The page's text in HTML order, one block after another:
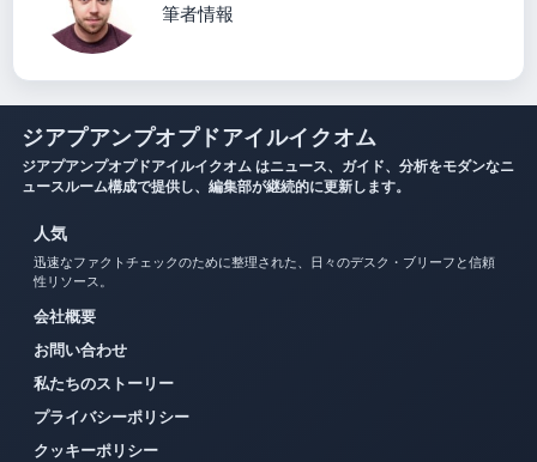
筆者情報
ジアプアンプオプドアイルイクオム
ジアプアンプオプドアイルイクオム はニュース、ガイド、分析をモダンなニ
ュースルーム構成で提供し、編集部が継続的に更新します。
人気
迅速なファクトチェックのために整理された、日々のデスク・ブリーフと信頼
性リソース。
会社概要
お問い合わせ
私たちのストーリー
プライバシーポリシー
クッキーポリシー